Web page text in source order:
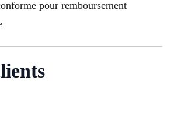
pour remboursement